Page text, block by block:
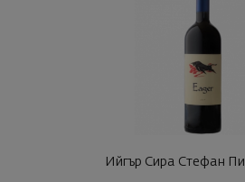
Ийгър Сира Стефан